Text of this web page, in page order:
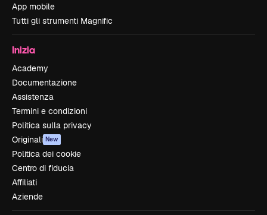
App mobile
Tutti gli strumenti Magnific
Inizia
Academy
Documentazione
Assistenza
Termini e condizioni
Politica sulla privacy
Originali New
Politica dei cookie
Centro di fiducia
Affiliati
Aziende